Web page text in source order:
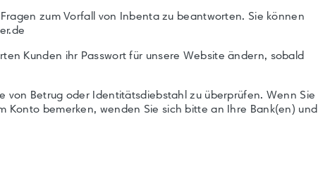
zum Vorfall von Inbenta zu beantworten. Sie können
Kunden ihr Passwort für unsere Website ändern, sobald
Betrug oder Identitätsdiebstahl zu überprüfen. Wenn Sie
bemerken, wenden Sie sich bitte an Ihre Bank(en) und